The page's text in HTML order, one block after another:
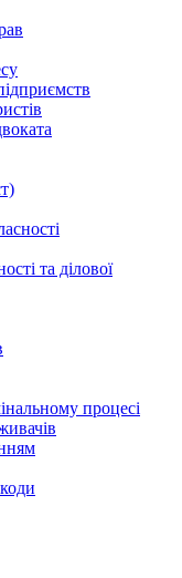
та ділової
процесі